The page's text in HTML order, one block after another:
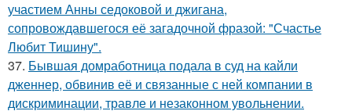
участием Анны седоковой и джигана,
сопровождавшегося её загадочной фразой: "Счастье
Любит Тишину".
37. Бывшая домработница подала в суд на кайли
дженнер, обвинив её и связанные с ней компании в
дискриминации, травле и незаконном увольнении.